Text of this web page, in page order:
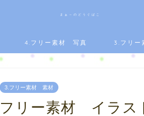
まぁ～のどうぐばこ
4.フリー素材 写真 3.フリ
3.フリー素材 素材
フリー素材 イラス